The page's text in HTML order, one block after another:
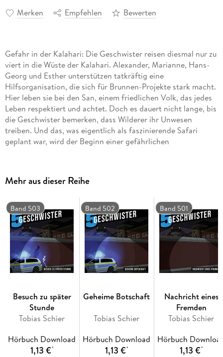
Merken Empfehlen Bewerten
Gefahr in der Kalahari: Die Geschwister reisen diesmal nur zu
viert in die Wüste der Kalahari. Alexander, Marianne, Hans-
Georg und Esther unterstützen tatkräftig eine
Hilfsorganisation, die sich für Brunnen-Projekte stark macht.
Hier leben sie bei den San, einem friedlichen Volk, das jedes
Leben respektiert und achtet. Doch es dauert nicht lange, bis
die Geschwister bemerken, dass Wilderer ihr Unwesen
treiben. Und das, was eigentlich als faszinierende Safari
geplant war, wird der Beginn einer gefährlichen
Die neuen Folgen der "5 Geschwister": Spannende
Geschichten, Rätsel zum Kombinieren und christliche Werte,
die den Charakter stärken.
Mehr aus dieser Reihe
Band 503
Besuch zu später
Stunde
Tobias Schier
Hörbuch Download
1,13 €*
Band 502
Geheime Botschaft
Tobias Schier
Hörbuch Download
1,13 €*
Band 501
Nachricht eines
Fremden
Tobias Schier
Hörbuch
1,13 €*